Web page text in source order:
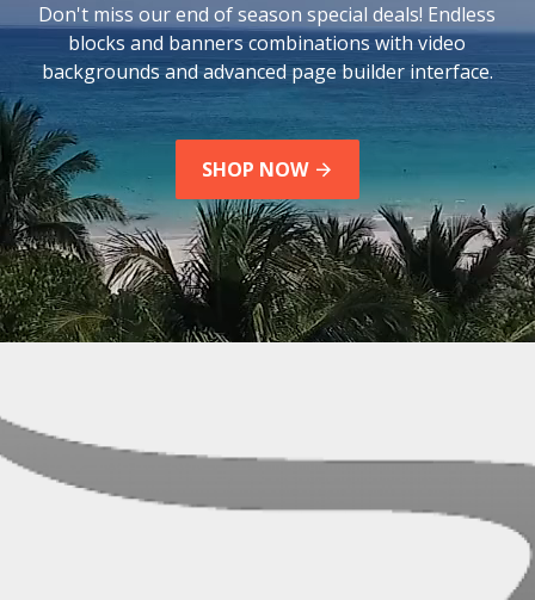
Don't miss our end of season special deals! Endless
blocks and banners combinations with video
backgrounds and advanced page builder interface.
SHOP NOW